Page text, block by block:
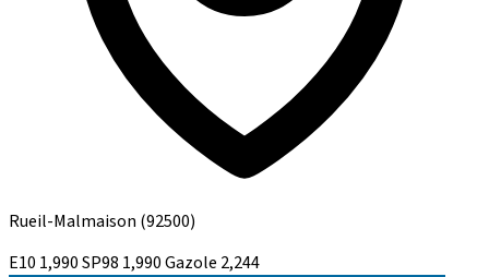
Rueil-Malmaison (92500)
E10 1,990SP98 1,990Gazole 2,244